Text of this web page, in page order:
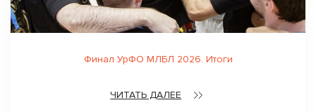
Финал УрФО МЛБЛ 2026. Итоги
ЧИТАТЬ ДАЛЕЕ